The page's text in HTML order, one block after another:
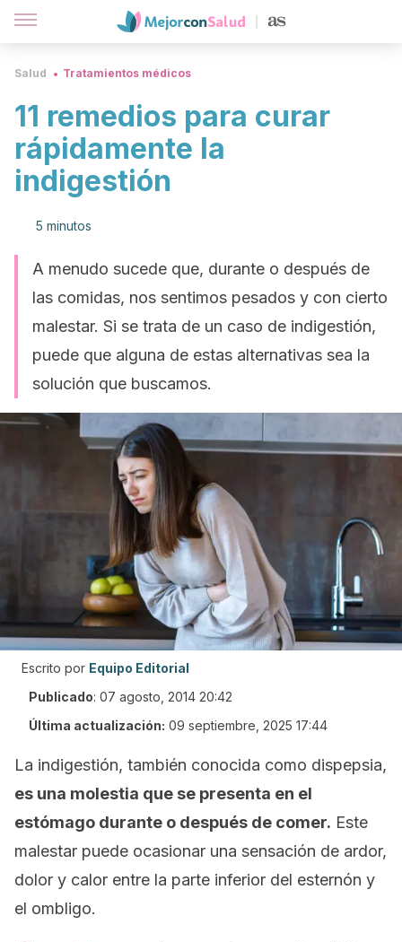
Salud Tratamientos médicos
11 remedios para curar
rápidamente la
indigestión
5 minutos
A menudo sucede que, durante o después de
las comidas, nos sentimos pesados y con cierto
malestar. Si se trata de un caso de indigestión,
puede que alguna de estas alternativas sea la
solución que buscamos.
Escrito por Equipo Editorial
Publicado: 07 agosto, 2014 20:42
Última actualización: 09 septiembre, 2025 17:44
La indigestión, también conocida como dispepsia,
es una molestia que se presenta en el
estómago durante o después de comer. Este
malestar puede ocasionar una sensación de ardor,
dolor y calor entre la parte inferior del esternón y
el ombligo.